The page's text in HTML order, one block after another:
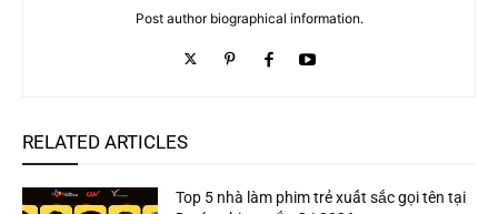
Post author biographical information.
RELATED ARTICLES
Top 5 nhà làm phim trẻ xuất sắc gọi tên tại